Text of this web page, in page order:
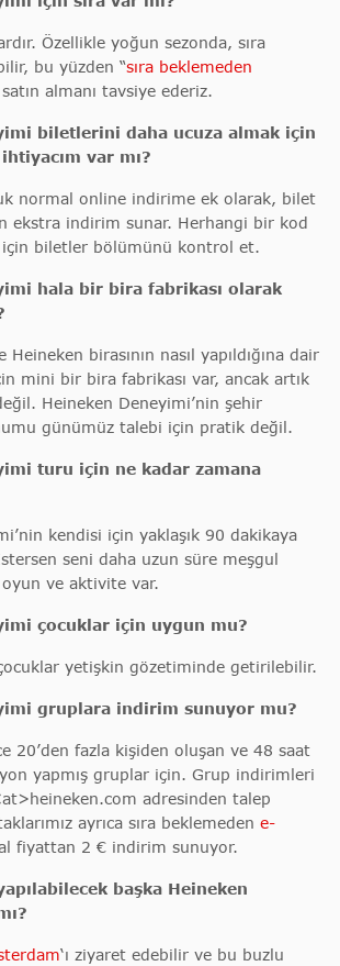
Özellikle yoğun sezonda, sıra
bu yüzden “sıra beklemeden
almanı tavsiye ederiz.
biletlerini daha ucuza almak için
var mı?
normal online indirime ek olarak, bilet
ekstra indirim sunar. Herhangi bir kod
biletler bölümünü kontrol et.
hala bir bira fabrikası olarak
Heineken birasının nasıl yapıldığına dair
mini bir bira fabrikası var, ancak artık
Heineken Deneyimi’nin şehir
günümüz talebi için pratik değil.
turu için ne kadar zamana
kendisi için yaklaşık 90 dakikaya
seni daha uzun süre meşgul
ve aktivite var.
çocuklar için uygun mu?
yetişkin gözetiminde getirilebilir.
gruplara indirim sunuyor mu?
20’den fazla kişiden oluşan ve 48 saat
yapmış gruplar için. Grup indirimleri
adresinden talep
ayrıca sıra beklemeden e-
fiyattan 2 € indirim sunuyor.
başka Heineken
‘ı ziyaret edebilir ve bu buzlu